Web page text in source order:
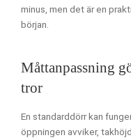
minus, men det är en
början.
Måttanpassning
tror
En standarddörr kan
öppningen avviker,